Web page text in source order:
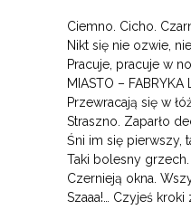
Ciemno. Cicho.
Nikt się nie ozwie,
Pracuje, pracuje w
MIASTO – FABRYKA
Przewracają się w
Straszno. Zaparło
Śni im się pierwszy,
Taki bolesny grzech.
Czernieją okna.
Szaaa!… Czyjeś kroki